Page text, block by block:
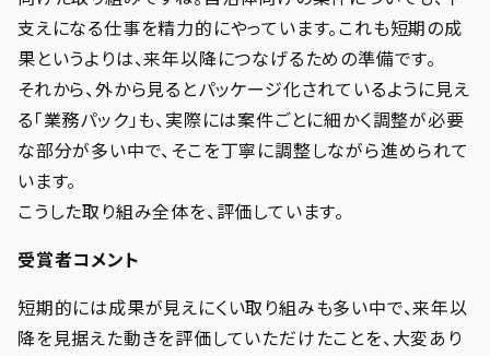
支えになる仕事を精力的にやっています。これも短期の成
果というよりは、来年以降につなげるための準備です。
それから、外から見るとパッケージ化されているように見え
る「業務パック」も、実際には案件ごとに細かく調整が必要
な部分が多い中で、そこを丁寧に調整しながら進められて
います。
こうした取り組み全体を、評価しています。
受賞者コメント
短期的には成果が見えにくい取り組みも多い中で、来年以
降を見据えた動きを評価していただけたことを、大変あり